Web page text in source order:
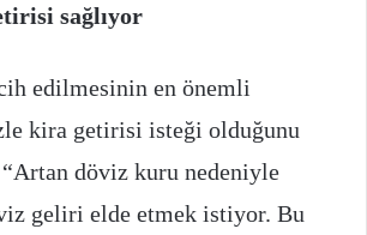
sağlıyor
edilmesinin en önemli
kira getirisi isteği olduğunu
döviz kuru nedeniyle
geliri elde etmek istiyor. Bu